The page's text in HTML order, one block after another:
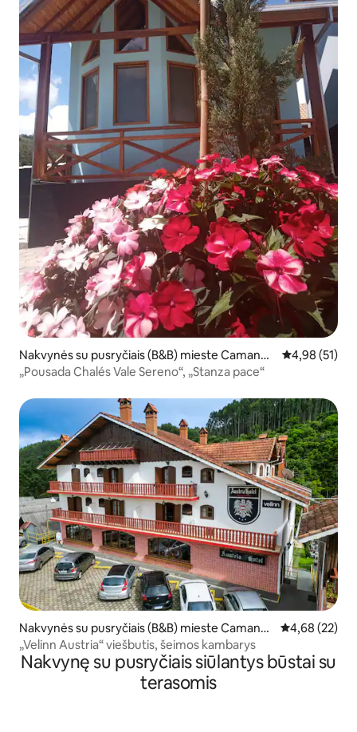
Nakvynės su pusryčiais (B&B) mieste Camandu
caia
Vidutinis
4,98 (51)
„Pousada Chalés Vale Sereno“, „Stanza pace“
Nakvynės su pusryčiais (B&B) mieste Camand
ucaia
Vidutinis
4,68 (22)
„Velinn Austria“ viešbutis, šeimos kambarys
Nakvynę su pusryčiais siūlantys būstai su
terasomis